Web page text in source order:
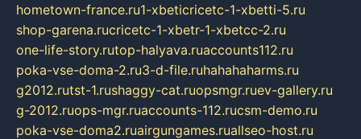
hometown-france.ru1-xbeticricetc-1-xbetti-5.ru
shop-garena.rucricetc-1-xbetr-1-xbetcc-2.ru
one-life-story.rutop-halyava.ruaccounts112.ru
poka-vse-doma-2.ru3-d-file.ruhahahaharms.ru
g2012.rutst-1.rushaggy-cat.ruopsmgr.ruev-gallery.ru
g-2012.ruops-mgr.ruaccounts-112.rucsm-demo.ru
poka-vse-doma2.ruairgungames.ruallseo-host.ru